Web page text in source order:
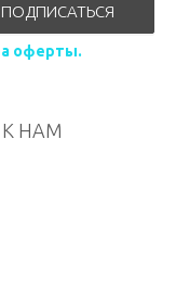
ПОДПИСАТЬСЯ
оферты.
НАМ